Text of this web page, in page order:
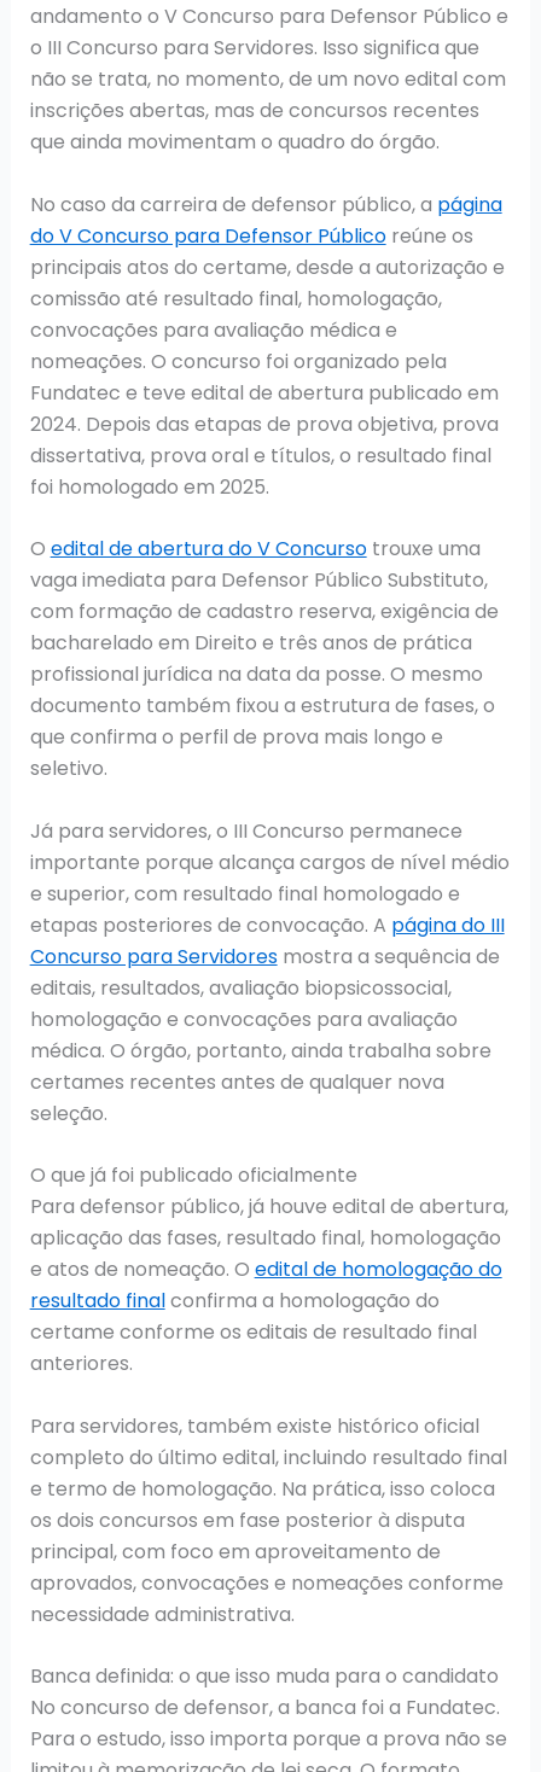
andamento o V Concurso para Defensor Público e
o III Concurso para Servidores. Isso significa que
não se trata, no momento, de um novo edital com
inscrições abertas, mas de concursos recentes
que ainda movimentam o quadro do órgão.
No caso da carreira de defensor público, a página
do V Concurso para Defensor Públicoreúne os
principais atos do certame, desde a autorização e
comissão até resultado final, homologação,
convocações para avaliação médica e
nomeações. O concurso foi organizado pela
Fundatec e teve edital de abertura publicado em
2024. Depois das etapas de prova objetiva, prova
dissertativa, prova oral e títulos, o resultado final
foi homologado em 2025.
O edital de abertura do V Concursotrouxe uma
vaga imediata para Defensor Público Substituto,
com formação de cadastro reserva, exigência de
bacharelado em Direito e três anos de prática
profissional jurídica na data da posse. O mesmo
documento também fixou a estrutura de fases, o
que confirma o perfil de prova mais longo e
seletivo.
Já para servidores, o III Concurso permanece
importante porque alcança cargos de nível médio
e superior, com resultado final homologado e
etapas posteriores de convocação. A página do III
Concurso para Servidoresmostra a sequência de
editais, resultados, avaliação biopsicossocial,
homologação e convocações para avaliação
médica. O órgão, portanto, ainda trabalha sobre
certames recentes antes de qualquer nova
seleção.
O que já foi publicado oficialmente
Para defensor público, já houve edital de abertura,
aplicação das fases, resultado final, homologação
e atos de nomeação. O edital de homologação do
resultado finalconfirma a homologação do
certame conforme os editais de resultado final
anteriores.
Para servidores, também existe histórico oficial
completo do último edital, incluindo resultado final
e termo de homologação. Na prática, isso coloca
os dois concursos em fase posterior à disputa
principal, com foco em aproveitamento de
aprovados, convocações e nomeações conforme
necessidade administrativa.
Banca definida: o que isso muda para o candidato
No concurso de defensor, a banca foi a Fundatec.
Para o estudo, isso importa porque a prova não se